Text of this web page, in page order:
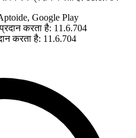
Google Play
करता है: 11.6.704
करता है: 11.6.704